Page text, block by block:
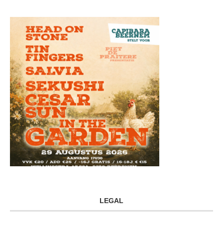
LEGAL